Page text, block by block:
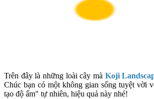
Trên đây là những loài cây mà Koji
Chúc bạn có một không gian sống tuyệt vời
tạo độ ẩm" tự nhiên, hiệu quả này nhé!